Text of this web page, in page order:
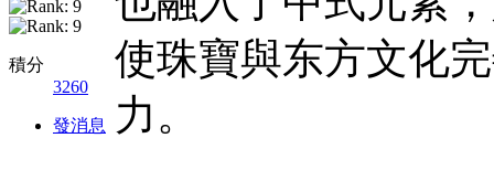
積分
3260
發消息
使珠寶與东方文化
力。